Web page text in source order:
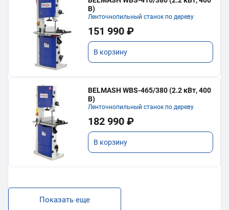
В)
Ленточнопильный станок по дереву
151 990 ₽
В корзину
BELMASH WBS-465/380 (2.2 кВт, 400
В)
Ленточнопильный станок по дереву
182 990 ₽
В корзину
Показать еще